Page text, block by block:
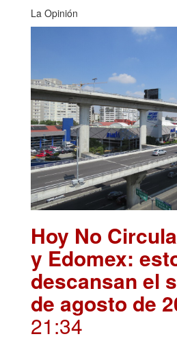
La Opinión
Hoy No
y Edomex:
descansan el
de agosto de
21:34